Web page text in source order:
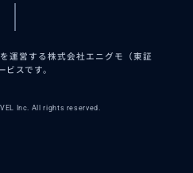
運営する株式会社エニグモ（東証
ビスです。
Inc. All rights reserved.